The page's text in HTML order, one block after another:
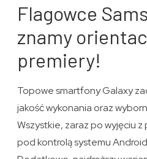
Flagowce
znamy
premiery!
Topowe smartfony Galaxy
jakość wykonania oraz
Wszystkie, zaraz po wyjęciu
pod kontrolą systemu Android